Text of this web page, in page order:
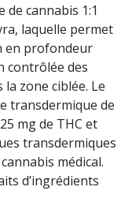
cannabis 1:1
laquelle permet
en profondeur
contrôlée des
zone ciblée. Le
transdermique de
mg de THC et
transdermiques
médical.
d’ingrédients